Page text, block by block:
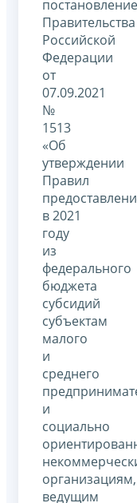
Правительства
Российской
Федерации
от
07.09.2021
№
1513
«Об
утверждении
Правил
в 2021
году
из
федерального
бюджета
субсидий
субъектам
малого
и
среднего
и
социально
организациям,
ведущим